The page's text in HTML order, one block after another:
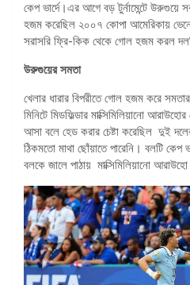
কেপ ভার্দে।এর আগে বড় টুর্নামেন্টে উরুগুয়ে
হজম করেছিল ২০০৭ কোপা আমেরিকায়
সরাসরি ফ্রি-কিক থেকে গোল হজম করল
উরুগুয়ের সমতা
খেলার ধারার বিপরীতে গোল হজম করে
মিনিটে মিডফিল্ডার মাক্সিমিলিয়ানো
আসা বলে হেড করার চেষ্টা করেছিল দুই
ঠিকমতো মাথা ছোঁয়াতে পারেনি। বলটি কেপ
বলকে জালে পাঠায় মাক্সিমিলিয়ানো